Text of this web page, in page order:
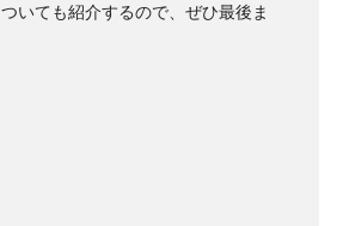
いても紹介するので、ぜひ最後ま